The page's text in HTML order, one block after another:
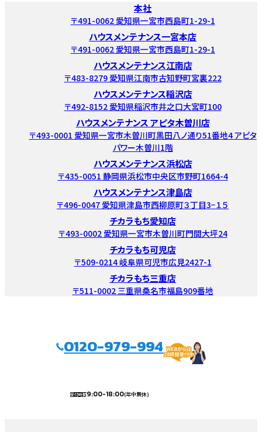
本社
〒491-0062 愛知県一宮市西島町1-29-1
ハウスメンテナンス一宮本店
〒491-0062 愛知県一宮市西島町1-29-1
ハウスメンテナンス江南店
〒483-8279 愛知県江南市古知野町宮裏222
ハウスメンテナンス稲沢店
〒492-8152 愛知県稲沢市井之口大宮町100
ハウスメンテナンス アピタ木曽川店
〒493-0001 愛知県一宮市木曽川町黒田八ノ通り51番地4 アピタ
パワー木曽川1階
ハウスメンテナンス浜松店
〒435-0051 静岡県浜松市中央区市野町1664-4
ハウスメンテナンス津島店
〒496-0047 愛知県津島市西柳原町３丁目3−１５
チカラもち愛知店
〒493-0002 愛知県一宮市木曽川町門間大坪24
チカラもち可児店
〒509-0214 岐阜県可児市広見2427-1
チカラもち三重店
〒511-0002 三重県桑名市福島909番地
0120-979-994
受付時間9:00-18:00(年中無休)